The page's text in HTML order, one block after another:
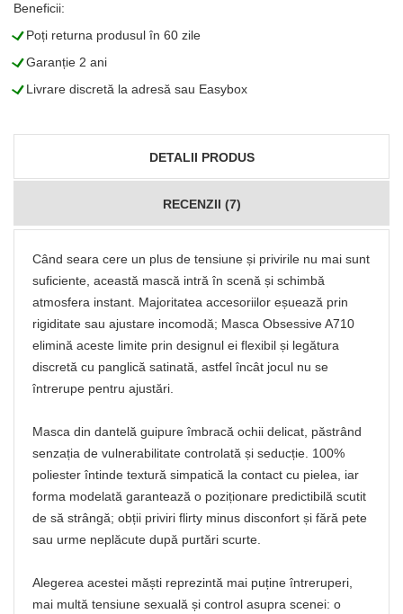
Beneficii:
LPoți returna produsul în 60 zile
LGaranție 2 ani
LLivrare discretă la adresă sau Easybox
DETALII PRODUS
RECENZII (7)
Când seara cere un plus de tensiune și privirile nu mai sunt
suficiente, această mască intră în scenă și schimbă
atmosfera instant. Majoritatea accesoriilor eșuează prin
rigiditate sau ajustare incomodă; Masca Obsessive A710
elimină aceste limite prin designul ei flexibil și legătura
discretă cu panglică satinată, astfel încât jocul nu se
întrerupe pentru ajustări.
Masca din dantelă guipure îmbracă ochii delicat, păstrând
senzația de vulnerabilitate controlată și seducție. 100%
poliester întinde textură simpatică la contact cu pielea, iar
forma modelată garantează o poziționare predictibilă scutit
de să strângă; obții priviri flirty minus disconfort și fără pete
sau urme neplăcute după purtări scurte.
Alegerea acestei măști reprezintă mai puține întreruperi,
mai multă tensiune sexuală și control asupra scenei: o